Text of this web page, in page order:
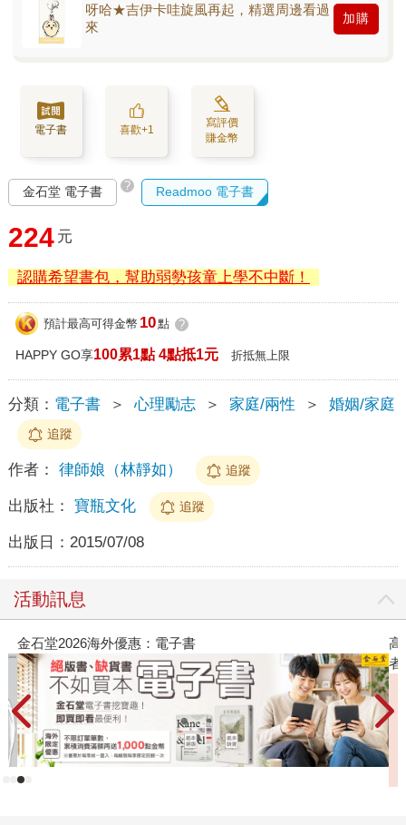
呀哈★吉伊卡哇旋風再起，精選周邊看過
來
加購
電子書 喜歡+1
寫評價
賺金幣
金石堂 電子書 ? Readmoo 電子書
224 元
認購希望書包，幫助弱勢孩童上學不中斷！
預計最高可得金幣 10點 ?
HAPPY GO享100累1點 4點抵1元 折抵無上限
分類： 電子書 ＞ 心理勵志 ＞ 家庭/兩性 ＞ 婚姻/家庭
追蹤
作者： 律師娘（林靜如） 追蹤
出版社： 寶瓶文化 追蹤
出版日： 2015/07/08
活動訊息
金石堂2026海外優惠：電子書
高
者